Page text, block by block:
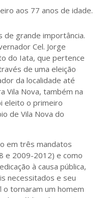
aos 77 anos de idade.
de grande importância.
Cel. Jorge
do Iata, que pertence
de uma eleição
da localidade até
Vila Nova, também na
eleito o primeiro
de Vila Nova do
em três mandatos
e 2009-2012) e como
à causa pública,
necessitados e seu
o tornaram um homem